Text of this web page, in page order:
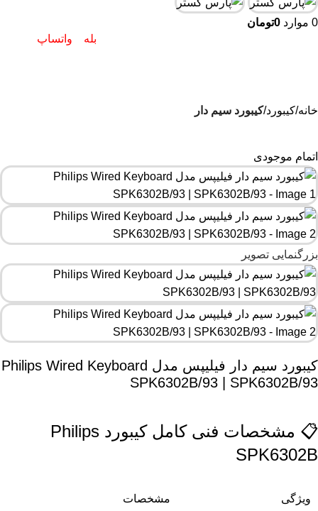
0 موارد 0تومان
بله واتساپ
خانه کیبورد کیبورد سیم دار
اتمام موجودی
بزرگنمایی تصویر
کیبورد سیم دار فیلیپس مدل Philips Wired Keyboard
SPK6302B/93 | SPK6302B/93
📋 مشخصات فنی کامل کیبورد Philips
SPK6302B
ویژگی مشخصات